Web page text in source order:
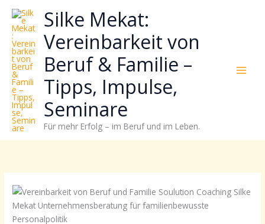
Zum
Inhalt
springen
Silke Mekat:
Vereinbarkeit von
Beruf & Familie –
Tipps, Impulse,
Seminare
Für mehr Erfolg – im Beruf und im Leben.
wie
sich
Stress
reduzieren
Energie
gezielter
einsetzen
lässt?
Einfach